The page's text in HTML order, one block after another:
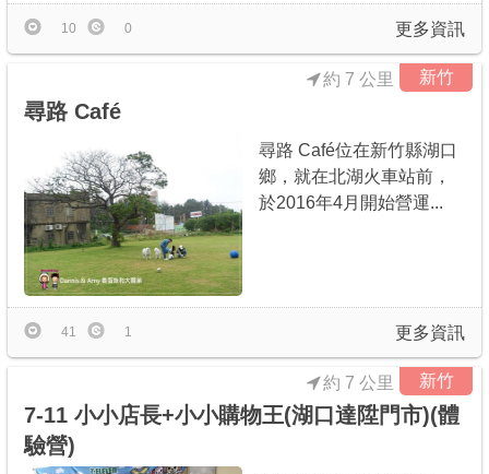
更多資訊
10 0
新竹
約 7 公里
尋路 Café
尋路 Café位在新竹縣湖口
鄉，就在北湖火車站前，
於2016年4月開始營運...
更多資訊
41 1
新竹
約 7 公里
7-11 小小店長+小小購物王(湖口達陞門市)(體
驗營)